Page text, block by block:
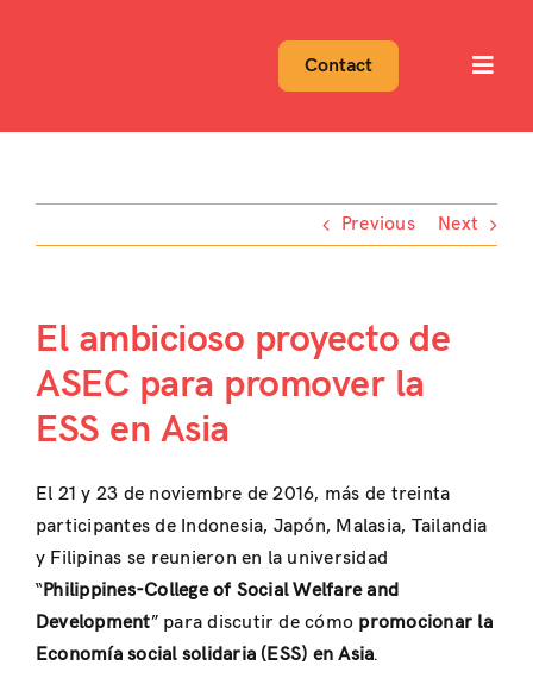
Contact
Previous Next
El ambicioso proyecto de
ASEC para promover la
ESS en Asia
El 21 y 23 de noviembre de 2016, más de treinta
participantes de Indonesia, Japón, Malasia, Tailandia
y Filipinas se reunieron en la universidad
“Philippines-College of Social Welfare and
Development” para discutir de cómo promocionar la
Economía social solidaria (ESS) en Asia.